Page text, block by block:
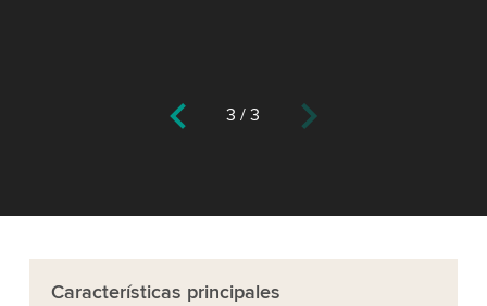
3 /3
Características principales